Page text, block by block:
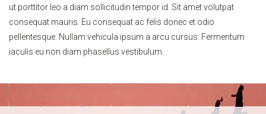
ut porttitor leo a diam sollicitudin tempor id. Sit amet volutpat
consequat mauris. Eu consequat ac felis donec et odio
pellentesque. Nullam vehicula ipsum a arcu cursus. Fermentum
iaculis eu non diam phasellus vestibulum.